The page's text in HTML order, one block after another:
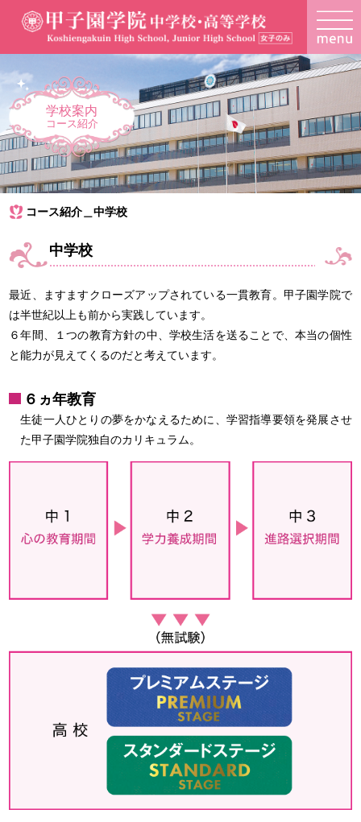
学校案内
コース紹介
コース紹介＿中学校
中学校
最近、ますますクローズアップされている一貫教育。甲子園学院で
は半世紀以上も前から実践しています。
６年間、１つの教育方針の中、学校生活を送ることで、本当の個性
と能力が見えてくるのだと考えています。
６ヵ年教育
生徒一人ひとりの夢をかなえるために、学習指導要領を発展させ
た甲子園学院独自のカリキュラム。